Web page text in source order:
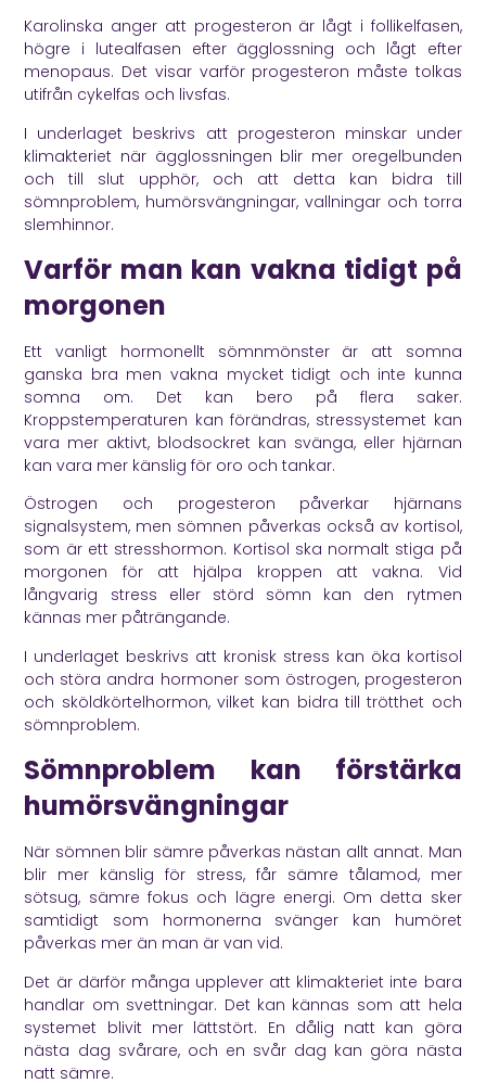
Karolinska anger att progesteron är lågt i follikelfasen,
högre i lutealfasen efter ägglossning och lågt efter
menopaus. Det visar varför progesteron måste tolkas
utifrån cykelfas och livsfas.
I underlaget beskrivs att progesteron minskar under
klimakteriet när ägglossningen blir mer oregelbunden
och till slut upphör, och att detta kan bidra till
sömnproblem, humörsvängningar, vallningar och torra
slemhinnor.
Varför man kan vakna tidigt på
morgonen
Ett vanligt hormonellt sömnmönster är att somna
ganska bra men vakna mycket tidigt och inte kunna
somna om. Det kan bero på flera saker.
Kroppstemperaturen kan förändras, stressystemet kan
vara mer aktivt, blodsockret kan svänga, eller hjärnan
kan vara mer känslig för oro och tankar.
Östrogen och progesteron påverkar hjärnans
signalsystem, men sömnen påverkas också av kortisol,
som är ett stresshormon. Kortisol ska normalt stiga på
morgonen för att hjälpa kroppen att vakna. Vid
långvarig stress eller störd sömn kan den rytmen
kännas mer påträngande.
I underlaget beskrivs att kronisk stress kan öka kortisol
och störa andra hormoner som östrogen, progesteron
och sköldkörtelhormon, vilket kan bidra till trötthet och
sömnproblem.
Sömnproblem kan förstärka
humörsvängningar
När sömnen blir sämre påverkas nästan allt annat. Man
blir mer känslig för stress, får sämre tålamod, mer
sötsug, sämre fokus och lägre energi. Om detta sker
samtidigt som hormonerna svänger kan humöret
påverkas mer än man är van vid.
Det är därför många upplever att klimakteriet inte bara
handlar om svettningar. Det kan kännas som att hela
systemet blivit mer lättstört. En dålig natt kan göra
nästa dag svårare, och en svår dag kan göra nästa
natt sämre.